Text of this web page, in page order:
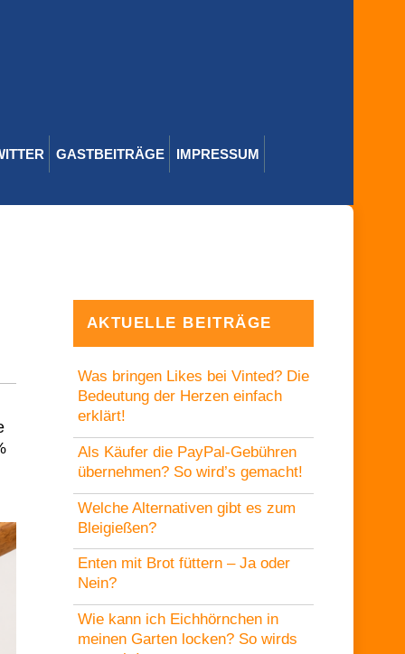
GASTBEITRÄGE IMPRESSUM
AKTUELLE BEITRÄGE
Was bringen Likes bei Vinted? Die
Bedeutung der Herzen einfach
erklärt!
Als Käufer die PayPal-Gebühren
übernehmen? So wird’s gemacht!
Welche Alternativen gibt es zum
Bleigießen?
Enten mit Brot füttern – Ja oder
Nein?
Wie kann ich Eichhörnchen in
meinen Garten locken? So wirds